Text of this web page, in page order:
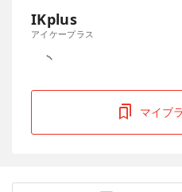
IKplus
アイケープラス
マイブ